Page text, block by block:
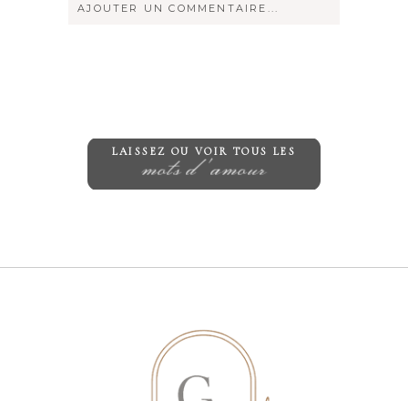
AJOUTER UN COMMENTAIRE...
mots d'amour
LAISSEZ OU VOIR TOUS LES